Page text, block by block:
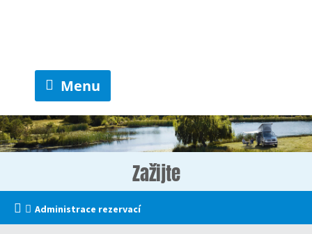
Menu
Zažijte
Administrace rezervací